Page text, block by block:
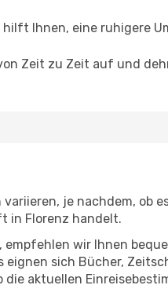
hilft Ihnen, eine ruhigere
Zeit zu Zeit auf und
je nachdem, ob
in Florenz handelt.
wir Ihnen
sich Bücher,
aktuellen